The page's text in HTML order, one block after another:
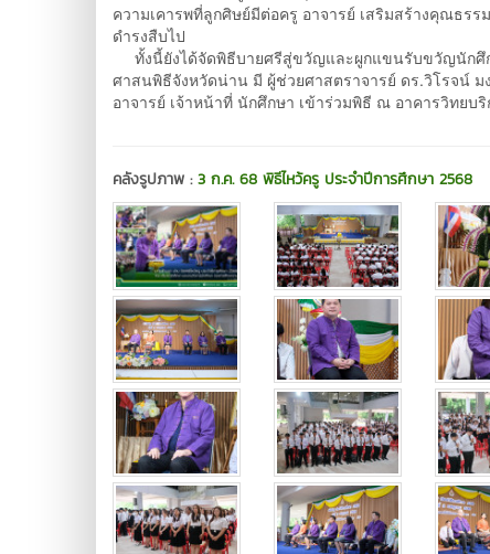
ความเคารพที่ลูกศิษย์มีต่อครู อาจารย์ เสริมสร้างคุณธ
ดำรงสืบไป
ทั้งนี้ยังได้จัดพิธีบายศรีสู่ขวัญและผูกแขนรับขวัญนักศึ
ศาสนพิธีจังหวัดน่าน มี ผู้ช่วยศาสตราจารย์ ดร.วิโรจน์
อาจารย์ เจ้าหน้าที่ นักศึกษา เข้าร่วมพิธี ณ อาคารวิทย
คลังรูปภาพ :3 ก.ค. 68 พิธีไหว้ครู ประจำปีการศึกษา 2568